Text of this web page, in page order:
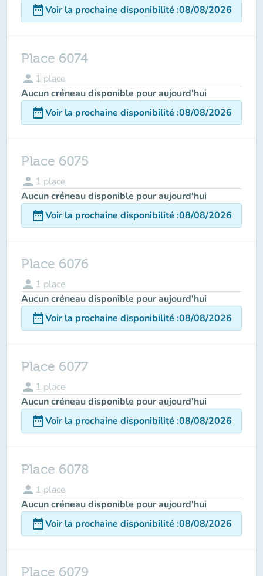
date_rangeVoir la prochaine disponibilité :08/08/2026
Place 6074
person 1 place
Aucun créneau disponible pour aujourd'hui
date_rangeVoir la prochaine disponibilité :08/08/2026
Place 6075
person 1 place
Aucun créneau disponible pour aujourd'hui
date_rangeVoir la prochaine disponibilité :08/08/2026
Place 6076
person 1 place
Aucun créneau disponible pour aujourd'hui
date_rangeVoir la prochaine disponibilité :08/08/2026
Place 6077
person 1 place
Aucun créneau disponible pour aujourd'hui
date_rangeVoir la prochaine disponibilité :08/08/2026
Place 6078
person 1 place
Aucun créneau disponible pour aujourd'hui
date_rangeVoir la prochaine disponibilité :08/08/2026
Place 6079